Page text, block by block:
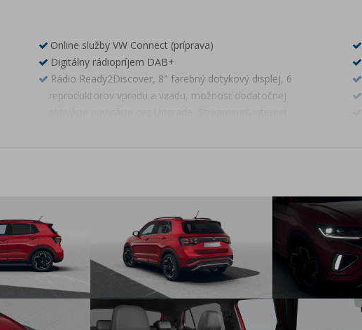
Online služby VW Connect (príprava)
Digitálny rádiopríjem DAB+
Rádio Ready2Discover, 8" farebný dotykový displej, 6
reproduktorov vpredu a vzadu, možnosť dodatočnej
AndroidAuto alebo Apple CarPlay
Centrálne zamykanie s diaľkovým ovládaním, 2 sklápacie
Klimatizácia Climatic
Multifunkčný 3-ramenný kožený volant, kožená radiaca páka
a ručná brzda, pre DSG s radiacimi páčkami
Výškovo a pozdĺžne nastaviteľný volant
Elektromechanický posilňovač riadenia s meniacim sa
účinkom v závislosti na rýchlosti